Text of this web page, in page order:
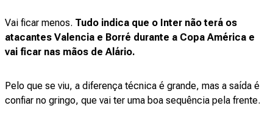
Vai ficar menos. Tudo indica que o Inter não terá os
atacantes Valencia e Borré durante a Copa América e
vai ficar nas mãos de Alário.
Pelo que se viu, a diferença técnica é grande, mas a saída é
confiar no gringo, que vai ter uma boa sequência pela frente.